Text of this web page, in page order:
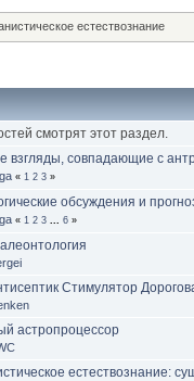
естествознание
смотрят этот раздел.
взгляды, совпадающие с
« 1 2 3 »
обсуждения и
« 1 2 3 ...6 »
Стимулятор
астропроцессор
естествознание: